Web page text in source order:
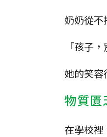
奶奶從不
「孩子
她的笑容
物質匱
在學校裡